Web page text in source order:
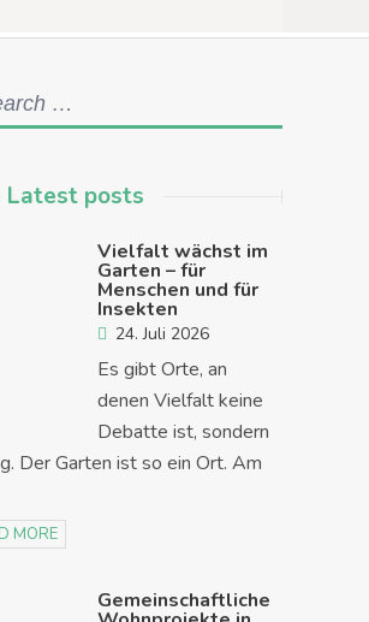
Latest posts
Vielfalt wächst im
Garten – für
Menschen und für
Insekten
24. Juli 2026
Es gibt Orte, an
denen Vielfalt keine
Debatte ist, sondern
Der Garten ist so ein Ort. Am
MORE
Gemeinschaftliche